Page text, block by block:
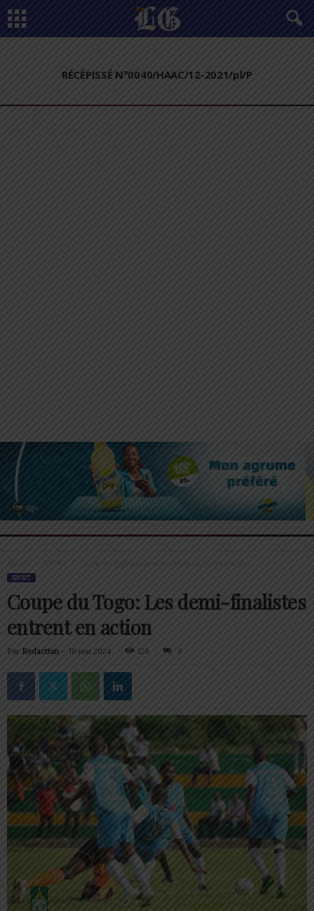
RÉCÉPISSÉ N°0040/HAAC/12-2021/pl/P
Accueil Coupe du Togo: Les demi-finalistes entrent en action
SPORT
Coupe du Togo: Les demi-finalistes
entrent en action
Par Redaction - 18 mai 2024 129 0